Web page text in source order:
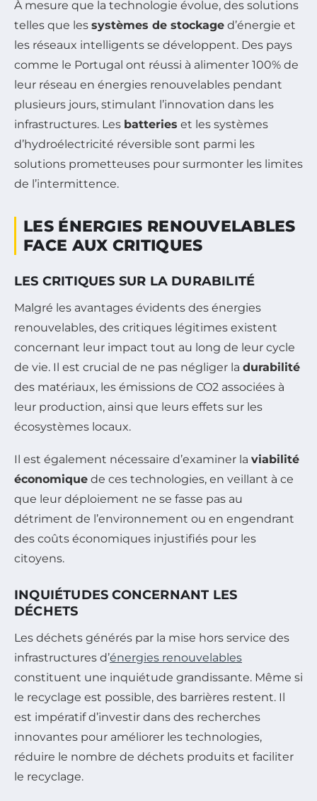
À mesure que la technologie évolue, des solutions
telles que les systèmes de stockage d’énergie et
les réseaux intelligents se développent. Des pays
comme le Portugal ont réussi à alimenter 100% de
leur réseau en énergies renouvelables pendant
plusieurs jours, stimulant l’innovation dans les
infrastructures. Les batteries et les systèmes
d’hydroélectricité réversible sont parmi les
solutions prometteuses pour surmonter les limites
de l’intermittence.
LES ÉNERGIES RENOUVELABLES
FACE AUX CRITIQUES
LES CRITIQUES SUR LA DURABILITÉ
Malgré les avantages évidents des énergies
renouvelables, des critiques légitimes existent
concernant leur impact tout au long de leur cycle
de vie. Il est crucial de ne pas négliger la durabilité
des matériaux, les émissions de CO2 associées à
leur production, ainsi que leurs effets sur les
écosystèmes locaux.
Il est également nécessaire d’examiner la viabilité
économique de ces technologies, en veillant à ce
que leur déploiement ne se fasse pas au
détriment de l’environnement ou en engendrant
des coûts économiques injustifiés pour les
citoyens.
INQUIÉTUDES CONCERNANT LES
DÉCHETS
Les déchets générés par la mise hors service des
infrastructures d’énergies renouvelables
constituent une inquiétude grandissante. Même si
le recyclage est possible, des barrières restent. Il
est impératif d’investir dans des recherches
innovantes pour améliorer les technologies,
réduire le nombre de déchets produits et faciliter
le recyclage.